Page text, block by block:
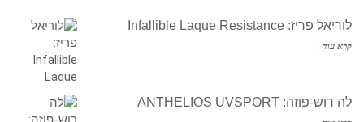
לוריאל פריז: Infallible Laque Resistance
קרא עוד ←
לה רוש-פוזה: ANTHELIOS UVSPORT